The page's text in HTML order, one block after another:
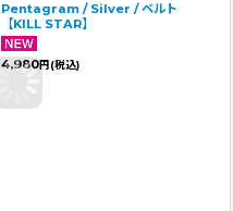
Pentagram / Silver / ベルト
【KILL STAR】
4,980円 (税込)